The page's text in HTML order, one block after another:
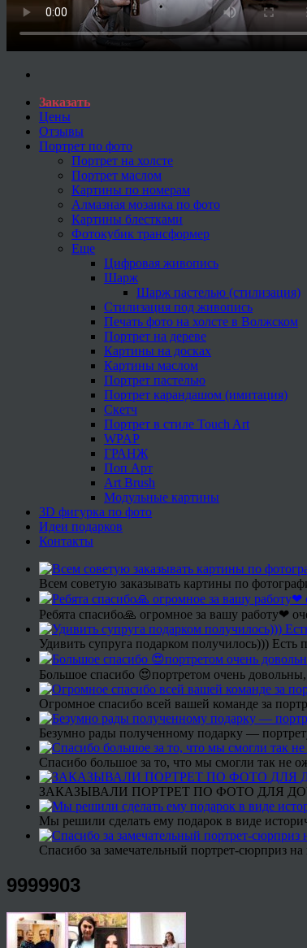
Заказать
Цены
Отзывы
Портрет по фото
Портрет на холсте
Портрет маслом
Картины по номерам
Алмазная мозаика по фото
Картины блестками
Фотокубик трансформер
Еще
Цифровая живопись
Шарж
Шарж пастелью (стилизация)
Стилизация под живопись
Печать фото на холсте в Волжском
Портрет на дереве
Картины на досках
Картины маслом
Портрет пастелью
Портрет карандашом (имитация)
Скетч
Портрет в стиле Touch Art
WPAP
ГРАНЖ
Поп Арт
Art Brush
Модульные картины
3D фигурка по фото
Идеи подарков
Контакты
Всем советую заказывать картины по
Ребята спасибо🙏 огромное за вашу работу❤
Удивить супруга подарком получилось)))
Большое спасибо 😍портретом очень
Огромное спасибо всей вашей команде за
Безумно рады полученному подарку —
Спасибо большое за то, что мы смогли так не
ЗАКАЗЫВАЛИ ПОРТРЕТ ПО ФОТО ДЛЯ
Мы решили сделать ему подарок в виде
Спасибо за замечательный портрет-сюрприз
9999903